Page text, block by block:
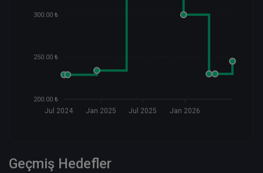
300.00 ₺
250.00 ₺
200.00 ₺
Jul 2024 Jan 2025 Jul 2025 Jan 2026
Geçmiş Hedefler